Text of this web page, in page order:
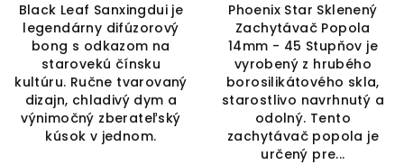
Black Leaf Sanxingdui je
legendárny difúzorový
bong s odkazom na
starovekú čínsku
kultúru. Ručne tvarovaný
dizajn, chladivý dym a
výnimočný zberateľský
kúsok v jednom.
Phoenix Star Sklenený
Zachytávač Popola
14mm - 45 Stupňov je
vyrobený z hrubého
borosilikátového skla,
starostlivo navrhnutý a
odolný. Tento
zachytávač popola je
určený pre...